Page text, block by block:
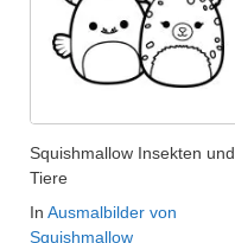
Squishmallow Insekten und
Tiere
In Ausmalbilder von
Squishmallow